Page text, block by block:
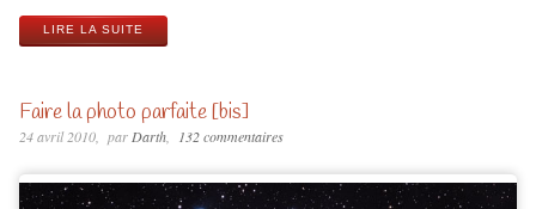
LIRE LA SUITE
Faire la photo parfaite [bis]
24 avril 2010 par Darth 132 commentaires